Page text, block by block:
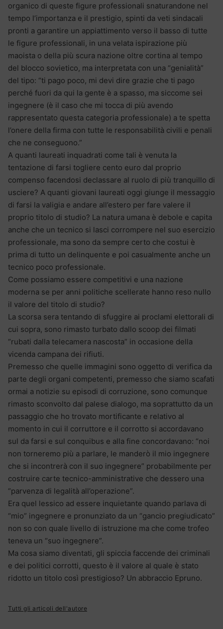
organico di queste figure professionali snaturandone nel
tempo l’importanza e il prestigio, spinti da veti sindacali
pronti a garantire un appiattimento verso il basso di tutte
le figure professionali, in una velata ispirazione più
maoista o della più scura nazione oltre cortina al tempo
del blocco sovietico, ma interpretata con una “genialità”
del tipo: “ti pago poco, mi devi dire grazie che ti pago
perché fuori da qui la gente è a spasso, ma siccome sei
ingegnere (è il caso che mi tocca di più avendo
rappresentato questa categoria professionale) a te spetta
l’onere della firma con tutte le responsabilità civili e penali
che ne conseguono.”
A quanti laureati inquadrati come tali è venuta la
tentazione di farsi togliere cento euro dal proprio
compenso facendosi declassare al ruolo di più tranquillo di
usciere? A quanti giovani laureati oggi giunge il messaggio
di farsi la valigia e andare all’estero per fare valere il
proprio titolo di studio? La natura umana è debole e capita
anche che un tecnico si lasci corrompere nel suo esercizio
professionale, ma sono da sempre certo che costui è
prima di tutto un delinquente e poi casualmente anche un
tecnico poco professionale.
Come possiamo essere competitivi e una nazione
moderna se per anni politiche scellerate hanno reso nullo
il valore del titolo di studio?
La scorsa sera tentando di sfuggire ai proclami elettorali di
cui sopra, sono rimasto turbato dallo scoop dei filmati
“rubati dalla telecamera nascosta” in occasione della
vicenda campana dei rifiuti.
Premesso che quelle immagini sono oggetto di verifica da
parte degli organi competenti, premesso che siamo scafati
ormai a notizie su episodi di corruzione, sono comunque
rimasto sconvolto dal palese dialogo, ma soprattutto da un
passaggio che ho trovato mortificante e relativo al
momento in cui il corruttore e il corrotto si accordavano
sul da farsi e sul conquibus e alla fine concordavano: “noi
non torneremo più a parlare, le manderò il mio ingegnere
che si incontrerà con il suo ingegnere” probabilmente per
costruire carte tecnico-amministrative che dessero una
“parvenza di legalità all’operazione”.
Era quel lessico ad essere inquietante quando parlava di
“mio” ingegnere e pronunziato da un “gancio pregiudicato”
non so con quale livello di istruzione ma che come trofeo
teneva un “suo ingegnere”.
Ma cosa siamo diventati, gli spiccia faccende dei criminali
e dei politici corrotti, questo è il valore al quale è stato
ridotto un titolo così prestigioso? Un abbraccio Epruno.
Tutti gli articoli dell'autore